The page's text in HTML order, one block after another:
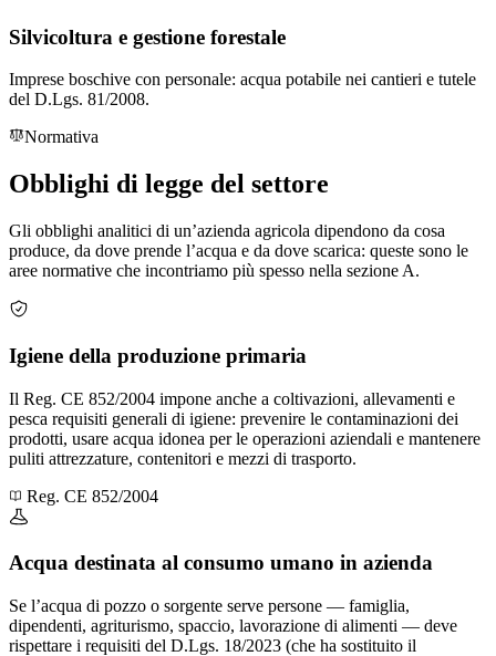
Silvicoltura e gestione forestale
Imprese boschive con personale: acqua potabile nei cantieri e tutele
del D.Lgs. 81/2008.
Normativa
Obblighi di legge del settore
Gli obblighi analitici di un’azienda agricola dipendono da cosa
produce, da dove prende l’acqua e da dove scarica: queste sono le
aree normative che incontriamo più spesso nella sezione A.
Igiene della produzione primaria
Il Reg. CE 852/2004 impone anche a coltivazioni, allevamenti e
pesca requisiti generali di igiene: prevenire le contaminazioni dei
prodotti, usare acqua idonea per le operazioni aziendali e mantenere
puliti attrezzature, contenitori e mezzi di trasporto.
Reg. CE 852/2004
Acqua destinata al consumo umano in azienda
Se l’acqua di pozzo o sorgente serve persone — famiglia,
dipendenti, agriturismo, spaccio, lavorazione di alimenti — deve
rispettare i requisiti del D.Lgs. 18/2023 (che ha sostituito il